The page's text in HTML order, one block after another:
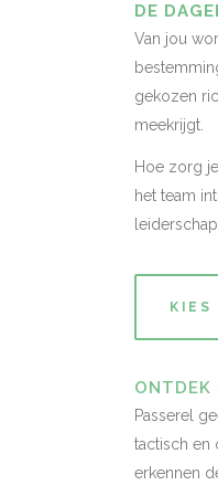
DE
Van jou
gekozen
meekrijgt.
Hoe zorg
het team
KIES
ONTDEK
Passerel
tactisch en
erkennen